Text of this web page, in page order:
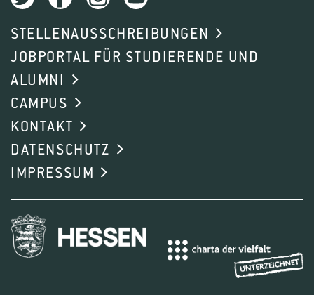
STELLENAUSSCHREIBUNGEN
JOBPORTAL FÜR STUDIERENDE UND
ALUMNI
CAMPUS
KONTAKT
DATENSCHUTZ
IMPRESSUM